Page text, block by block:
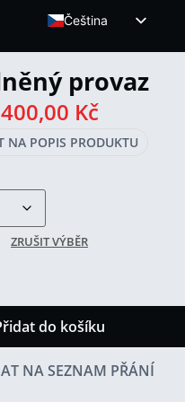
Čeština
ENGLISH (UK)
provaz
400,00 Kč
NA POPIS PRODUKTU
ZRUŠIT VÝBĚR
do košíku
NA SEZNAM PŘÁNÍ